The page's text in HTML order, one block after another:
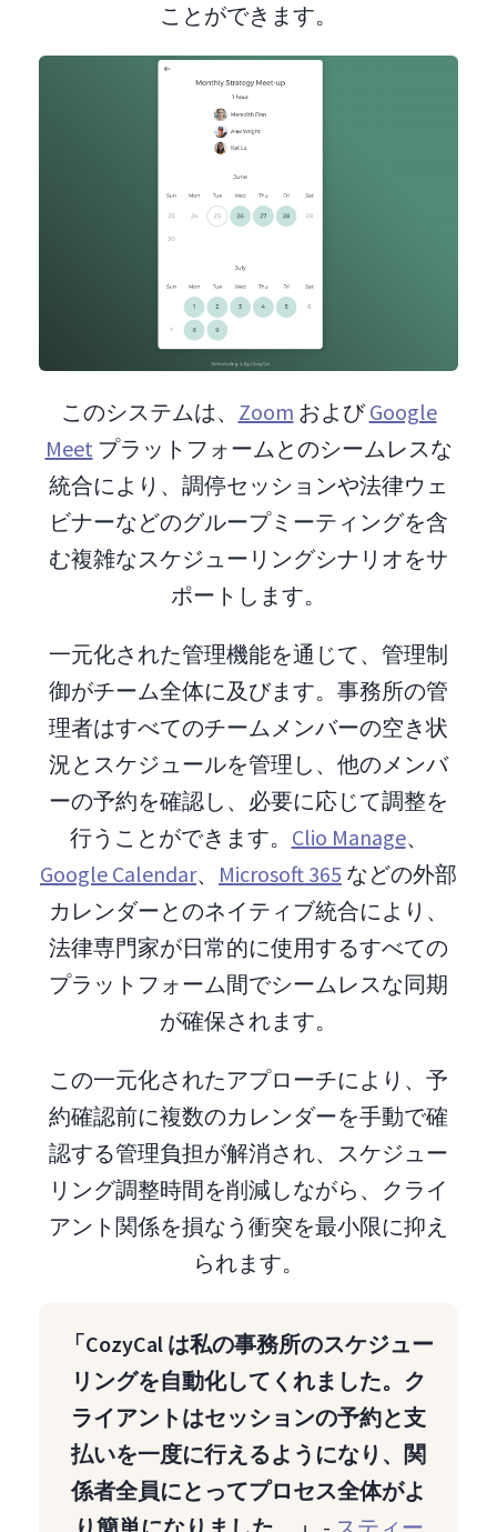
ことができます。
このシステムは、 Zoom およびGoogle
Meet プラットフォームとのシームレスな
統合により、調停セッションや法律ウェ
ビナーなどのグループミーティングを含
む複雑なスケジューリングシナリオをサ
ポートします。
一元化された管理機能を通じて、管理制
御がチーム全体に及びます。事務所の管
理者はすべてのチームメンバーの空き状
況とスケジュールを管理し、他のメンバ
ーの予約を確認し、必要に応じて調整を
行うことができます。 Clio Manage、
Google Calendar、 Microsoft 365 などの外部
カレンダーとのネイティブ統合により、
法律専門家が日常的に使用するすべての
プラットフォーム間でシームレスな同期
が確保されます。
この一元化されたアプローチにより、予
約確認前に複数のカレンダーを手動で確
認する管理負担が解消され、スケジュー
リング調整時間を削減しながら、クライ
アント関係を損なう衝突を最小限に抑え
られます。
「CozyCal は私の事務所のスケジュー
リングを自動化してくれました。ク
ライアントはセッションの予約と支
払いを一度に行えるようになり、関
係者全員にとってプロセス全体がよ